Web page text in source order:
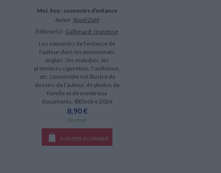
Moi, boy : souvenirs d'enfance
Auteur : Roald Dahl
Éditeur(s) : Gallimard-Jeunesse
Les souvenirs de l'enfance de
l'auteur dans les pensionnats
anglais : les maladies, les
premières cigarettes, l'uniforme,
etc. L'ensemble est illustré de
dessins de l'auteur, de photos de
famille et de nombreux
documents. ©Electre 2026
8,90 €
En stock
AJOUTER AU PANIER